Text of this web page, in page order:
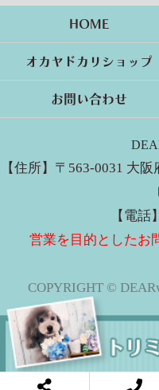
HOME
オカヤドカリショップ
お問い合わせ
【住所】〒563-0031 大
【電話
営業を目的としたお
COPYRIGHT ©